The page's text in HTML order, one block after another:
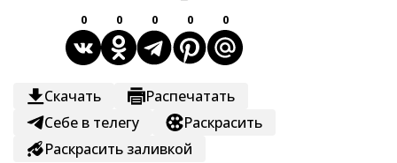
0 0 0 0 0
Скачать
Распечатать
Себе в телегу
Раскрасить
Раскрасить заливкой